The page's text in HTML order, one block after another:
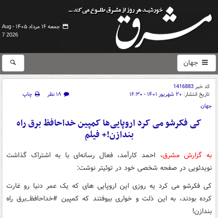
جمعه ۱۶ مرداد ۱۴۰۵ -
Aug
7 2026
جهان
کد خبر1416883
تاریخ انتشار: ۲۰ شهریور ۱۴۰۱ - ۱۶:۳۰ ۱۸ نظر
چاپ
جهان
کی فکرشو می کرد اروپایی‌ها کمپین خداحافظ برق راه
بندازن!+ فیلم
به گزارش مشرق، احمد کارآمد، فعال رسانه‌ای با به اشتراک گذاشت
نویدئویی در صفحه شخصی خود در توئیتر نوشت:
کی فکرشو می کرد یه روزی این اروپایی های که یک عمر دنیا رو غارت
کرده بودند، به این ذلت و خواری بیوفتند که کمپین #خداحافظ_برق راه
بندازن!